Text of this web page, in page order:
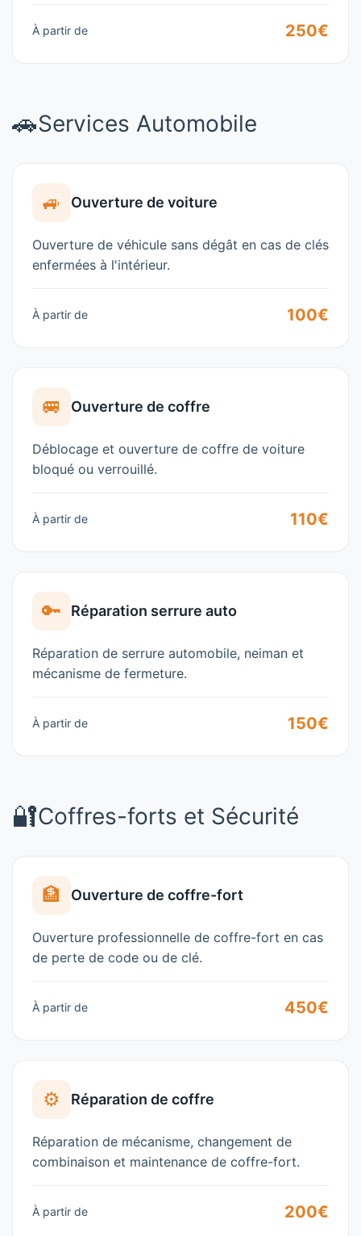
À partir de 250€
🚗Services Automobile
🚙 Ouverture de voiture
Ouverture de véhicule sans dégât en cas de clés
enfermées à l'intérieur.
À partir de 100€
🚐 Ouverture de coffre
Déblocage et ouverture de coffre de voiture
bloqué ou verrouillé.
À partir de 110€
🔑 Réparation serrure auto
Réparation de serrure automobile, neiman et
mécanisme de fermeture.
À partir de 150€
🔐Coffres-forts et Sécurité
🏦 Ouverture de coffre-fort
Ouverture professionnelle de coffre-fort en cas
de perte de code ou de clé.
À partir de 450€
⚙️ Réparation de coffre
Réparation de mécanisme, changement de
combinaison et maintenance de coffre-fort.
À partir de 200€